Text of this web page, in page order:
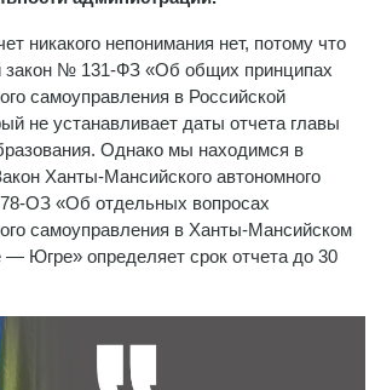
никакого непонимания нет, потому что
закон № 131-ФЗ «Об общих принципах
самоуправления в Российской
не устанавливает даты отчета главы
Однако мы находимся в
Ханты-Мансийского автономного
ОЗ «Об отдельных вопросах
самоуправления в Ханты-Мансийском
— Югре» определяет срок отчета до 30